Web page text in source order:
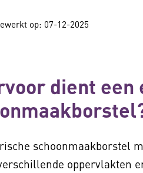
op: 07-12-2025
dient
schoonmaakborstel
oppervlakten